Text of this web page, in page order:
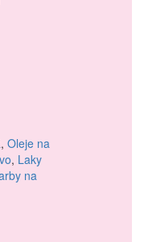
, Oleje na
, Laky
na